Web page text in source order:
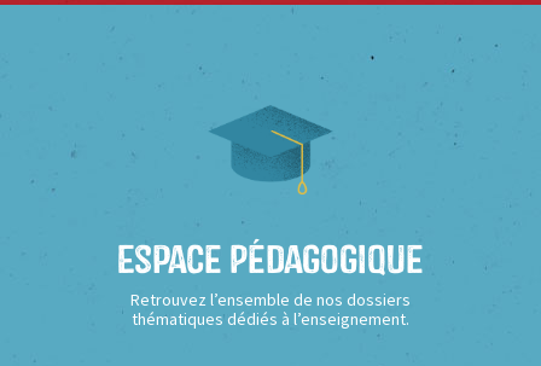
Espace Pédagogique
Retrouvez l’ensemble de nos dossiers
thématiques dédiés à l’enseignement.